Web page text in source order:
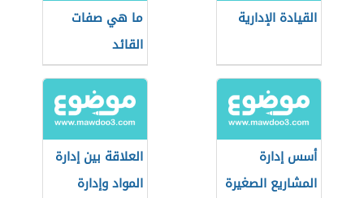
القيادة الإدارية
ما هي صفات
القائد
أسس إدارة
المشاريع الصغيرة
العلاقة بين إدارة
المواد وإدارة